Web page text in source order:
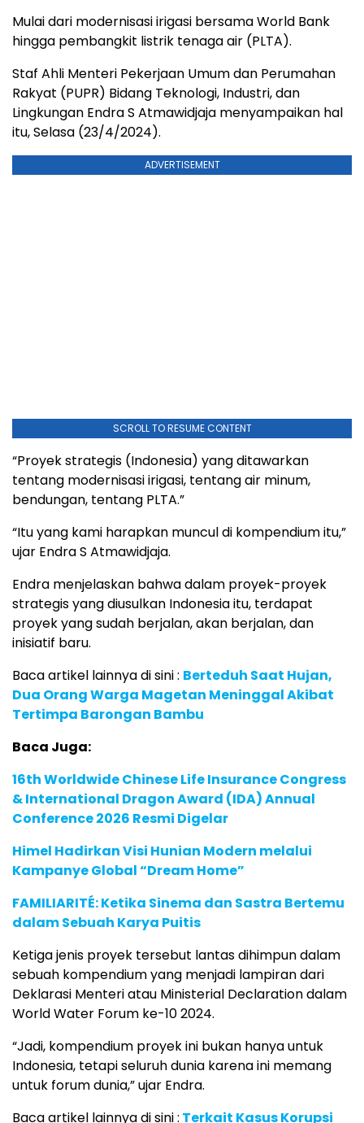
Mulai dari modernisasi irigasi bersama World Bank
hingga pembangkit listrik tenaga air (PLTA).
Staf Ahli Menteri Pekerjaan Umum dan Perumahan
Rakyat (PUPR) Bidang Teknologi, Industri, dan
Lingkungan Endra S Atmawidjaja menyampaikan hal
itu, Selasa (23/4/2024).
ADVERTISEMENT
SCROLL TO RESUME CONTENT
“Proyek strategis (Indonesia) yang ditawarkan
tentang modernisasi irigasi, tentang air minum,
bendungan, tentang PLTA.”
“Itu yang kami harapkan muncul di kompendium itu,”
ujar Endra S Atmawidjaja.
Endra menjelaskan bahwa dalam proyek-proyek
strategis yang diusulkan Indonesia itu, terdapat
proyek yang sudah berjalan, akan berjalan, dan
inisiatif baru.
Baca artikel lainnya di sini : Berteduh Saat Hujan,
Dua Orang Warga Magetan Meninggal Akibat
Tertimpa Barongan Bambu
Baca Juga:
16th Worldwide Chinese Life Insurance Congress
& International Dragon Award (IDA) Annual
Conference 2026 Resmi Digelar
Himel Hadirkan Visi Hunian Modern melalui
Kampanye Global “Dream Home”
FAMILIARITÉ: Ketika Sinema dan Sastra Bertemu
dalam Sebuah Karya Puitis
Ketiga jenis proyek tersebut lantas dihimpun dalam
sebuah kompendium yang menjadi lampiran dari
Deklarasi Menteri atau Ministerial Declaration dalam
World Water Forum ke-10 2024.
“Jadi, kompendium proyek ini bukan hanya untuk
Indonesia, tetapi seluruh dunia karena ini memang
untuk forum dunia,” ujar Endra.
Baca artikel lainnya di sini : Terkait Kasus Korupsi